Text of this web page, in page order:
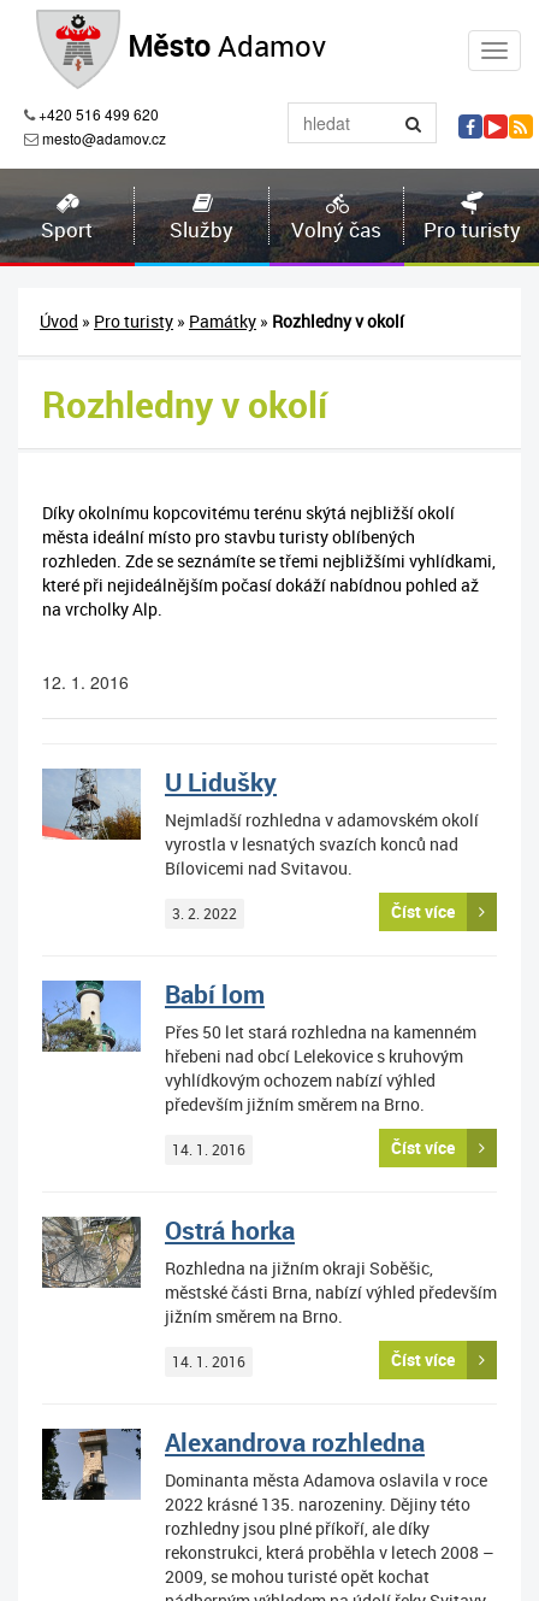
MěstoAdamov
+420 516 499 620
mesto@adamov.cz
Sport Služby Volný čas Pro turisty
Úvod » Pro turisty » Památky » Rozhledny v okolí
Rozhledny v okolí
Díky okolnímu kopcovitému terénu skýtá nejbližší okolí
města ideální místo pro stavbu turisty oblíbených
rozhleden. Zde se seznámíte se třemi nejbližšími vyhlídkami,
které při nejideálnějším počasí dokáží nabídnou pohled až
na vrcholky Alp.
12. 1. 2016
U Lidušky
Nejmladší rozhledna v adamovském okolí
vyrostla v lesnatých svazích konců nad
Bílovicemi nad Svitavou.
3. 2. 2022 Číst více
Babí lom
Přes 50 let stará rozhledna na kamenném
hřebeni nad obcí Lelekovice s kruhovým
vyhlídkovým ochozem nabízí výhled
především jižním směrem na Brno.
14. 1. 2016 Číst více
Ostrá horka
Rozhledna na jižním okraji Soběšic,
městské části Brna, nabízí výhled především
jižním směrem na Brno.
14. 1. 2016 Číst více
Alexandrova rozhledna
Dominanta města Adamova oslavila v roce
2022 krásné 135. narozeniny. Dějiny této
rozhledny jsou plné příkoří, ale díky
rekonstrukci, která proběhla v letech 2008 –
2009, se mohou turisté opět kochat